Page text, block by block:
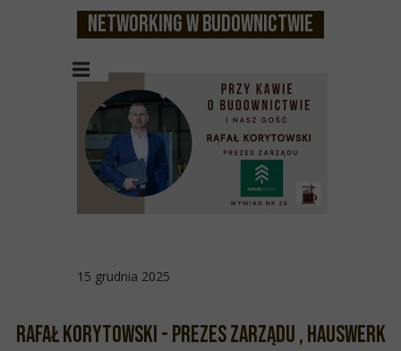
Networking w budownictwie
15 grudnia 2025
Rafał Korytowski - Prezes Zarządu , HAUSWERK